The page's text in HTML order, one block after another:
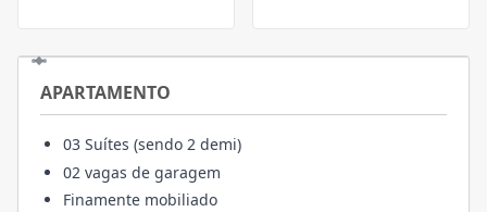
APARTAMENTO
03 Suítes (sendo 2 demi)
02 vagas de garagem
Finamente mobiliado